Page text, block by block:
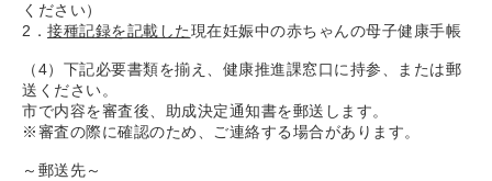
ください）
2． 接種記録を記載した現在妊娠中の赤ちゃんの母子健康手帳
（4）下記必要書類を揃え、健康推進課窓口に持参、または郵
送ください。
市で内容を審査後、助成決定通知書を郵送します。
※審査の際に確認のため、ご連絡する場合があります。
～郵送先～